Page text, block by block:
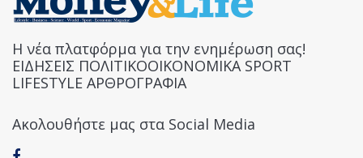
Η νέα πλατφόρμα για την ενημέρωση σας!
ΕΙΔΗΣΕΙΣ ΠΟΛΙΤΙΚΟΟΙΚΟΝΟΜΙΚΑ SPORT
LIFESTYLE ΑΡΘΡΟΓΡΑΦΙΑ
Ακολουθήστε μας στα Social Media